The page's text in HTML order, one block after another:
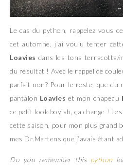
Le cas du python, rappelez vous ce
cet automne, j’ai voulu tenter
Loavies dans les tons terracotta/
du résultat ! Avec le rappel de
parfait non? Pour le reste, que du
pantalon Loavies et mon chapeau
ce petit look boyish, ça change !
cette saison, pour mon plus grand
mes Dr.Martens que j’avais étant
Do you remember this python